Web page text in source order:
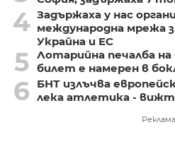
4 Задържаха у нас
международна мрежа
Украйна и ЕС
5 Лотарийна печалба
билет е намерен в
6
БНТ излъчва
лека атлетика -
Реклама